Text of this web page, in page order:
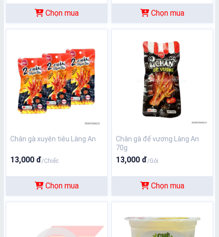
Chọn mua Chọn mua
Chân gà xuyên tiêu Làng An
13,000 đ/Chiếc
Chọn mua
Chân gà đế vương Làng An
70g
13,000 đ/Gói
Chọn mua